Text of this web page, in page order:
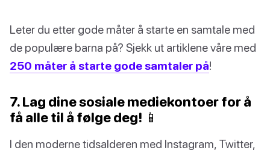
Leter du etter gode måter å starte en samtale med
de populære barna på? Sjekk ut artiklene våre med
250 måter å starte gode samtaler på!
7. Lag dine sosiale mediekontoer for å
få alle til å følge deg! 📱
I den moderne tidsalderen med Instagram, Twitter,